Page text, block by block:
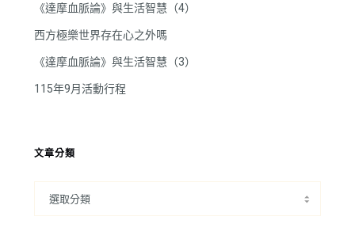
《達摩血脈論》與生活智慧（4）
西方極樂世界存在心之外嗎
《達摩血脈論》與生活智慧（3）
115年9月活動行程
文章分類